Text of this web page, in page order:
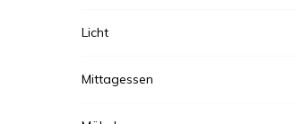
Licht
Mittagessen